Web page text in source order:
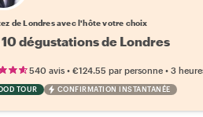
de Londres avec l'hôte votre choix
10 dégustations de Londres
540 avis • €124.55 par personne • 3
TOUR CONFIRMATION INSTANTANÉE